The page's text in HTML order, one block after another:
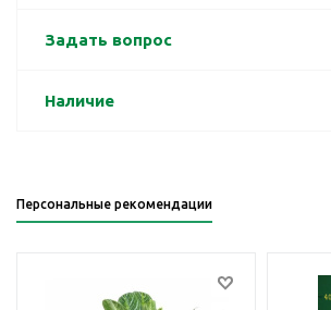
Задать вопрос
Наличие
Персональные рекомендации